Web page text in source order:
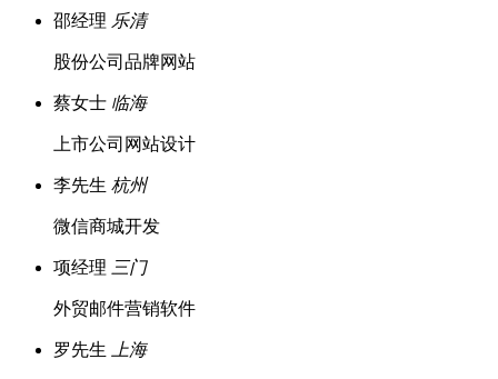
邵经理 乐清
股份公司品牌网站
蔡女士 临海
上市公司网站设计
李先生 杭州
微信商城开发
项经理 三门
外贸邮件营销软件
罗先生 上海